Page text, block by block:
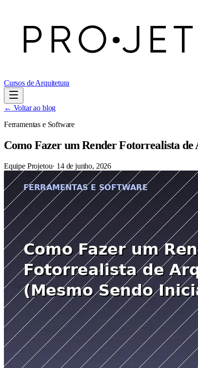
Cursos de Arquitetura
← Voltar ao blog
Ferramentas e Software
Como Fazer um Render Fotorrealista
Equipe Projetou· 14 de junho, 2026